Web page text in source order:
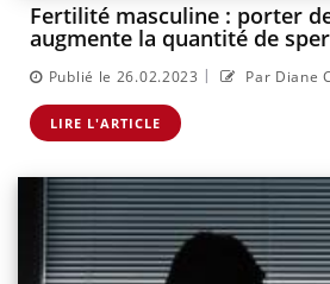
Fertilité masculine : porter
augmente la quantité de
Publié le 26.02.2023 | Par Diane
LIRE L'ARTICLE